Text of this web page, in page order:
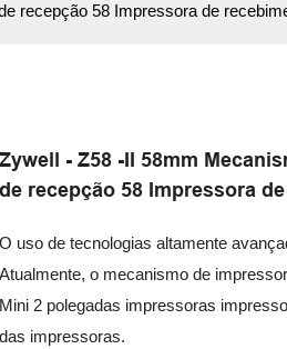
recepção 58 Impressora de
Zywell - Z58 -II 58mm
de recepção 58 Impressora
O uso de tecnologias altamente
Atualmente, o mecanismo de
Mini 2 polegadas impressoras
das impressoras.